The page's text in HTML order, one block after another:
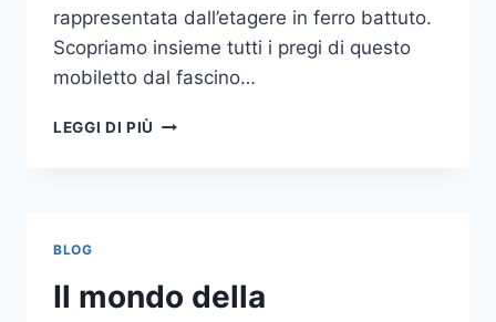
rappresentata dall’etagere in ferro battuto.
Scopriamo insieme tutti i pregi di questo
mobiletto dal fascino…
LEGGI DI PIÙ ETAGERE
PER
L’ARREDO
BLOG
Il mondo della